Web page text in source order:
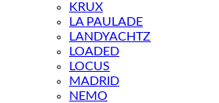
KRUX
LA PAULADE
LANDYACHTZ
LOADED
LOCUS
MADRID
NEMO